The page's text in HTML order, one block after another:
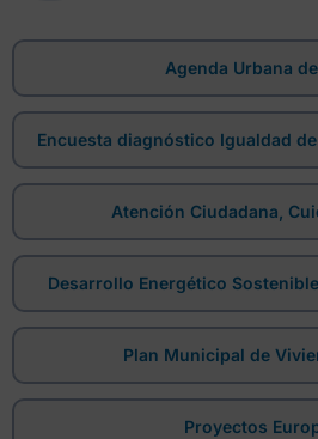
Agenda Urbana
Encuesta diagnóstico Igualdad
Atención Ciudadana,
Desarrollo Energético
Plan Municipal de
Proyectos